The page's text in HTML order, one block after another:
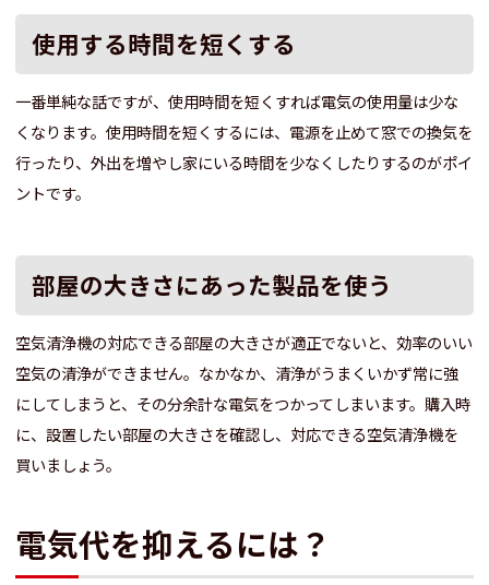
使用する時間を短くする
一番単純な話ですが、使用時間を短くすれば電気の使用量は少な
くなります。使用時間を短くするには、電源を止めて窓での換気を
行ったり、外出を増やし家にいる時間を少なくしたりするのがポイ
ントです。
部屋の大きさにあった製品を使う
空気清浄機の対応できる部屋の大きさが適正でないと、効率のいい
空気の清浄ができません。なかなか、清浄がうまくいかず常に強
にしてしまうと、その分余計な電気をつかってしまいます。購入時
に、設置したい部屋の大きさを確認し、対応できる空気清浄機を
買いましょう。
電気代を抑えるには？